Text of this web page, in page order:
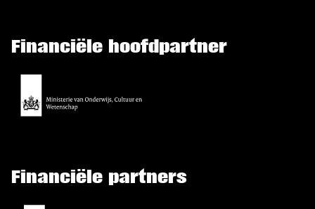
Financiële hoofdpartner
Financiële partners